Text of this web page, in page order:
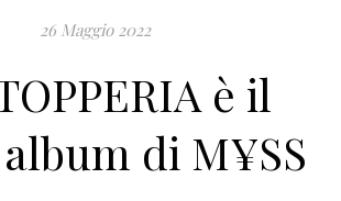
26 Maggio 2022
è il
di M¥SS